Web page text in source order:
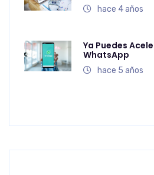
hace 4 años
Ya Puedes
WhatsApp
hace 5 años